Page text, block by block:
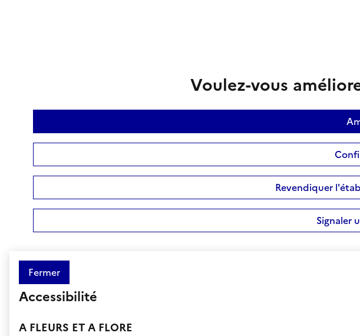
Voulez-vous
Revendiquer
Signaler
Fermer
Accessibilité
A FLEURS ET A FLORE